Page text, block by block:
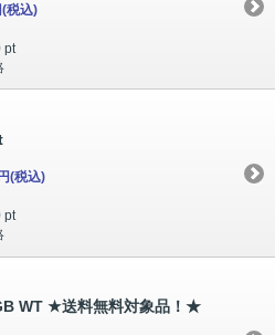
(税込)
pt
(税込)
pt
WT ★送料無料対象品！★